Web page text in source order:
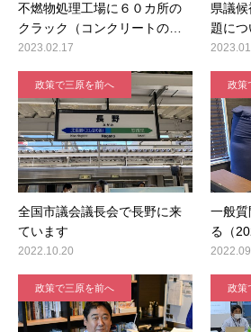
不燃物処理工場に６０カ所の
クラック（コンクリートの…
2023.02.17
県議
題に
政策で三原を前へ
全国市議会議長会で長野に来
ています
2022.10.20
政策
一般
る（
政策で三原を前へ 政策